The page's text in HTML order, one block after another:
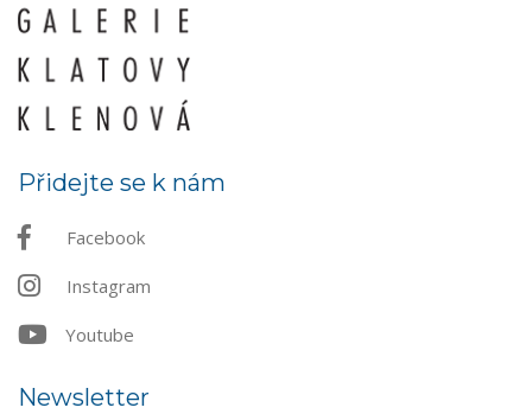
Přidejte se k nám
Facebook
Instagram
Youtube
Newsletter